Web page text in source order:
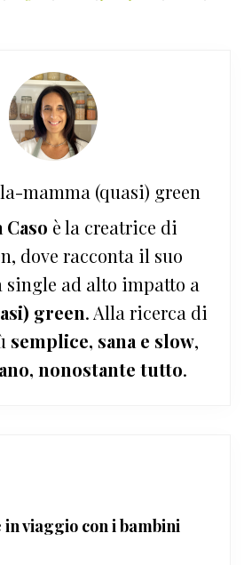
mamma (quasi) green
Caso è la creatrice di
dove racconta il suo
single ad alto impatto a
green. Alla ricerca di
semplice, sana e slow,
nonostante tutto.
viaggio con i bambini